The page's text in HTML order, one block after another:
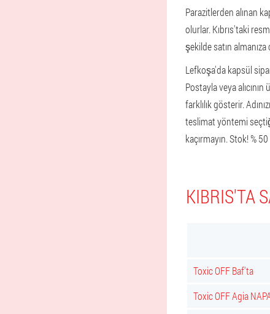
Parazitlerden alınan
olurlar. Kıbrıs'taki
şekilde satın almanıza
Lefkoşa'da kapsül
Postayla veya
farklılık gösterir.
teslimat yöntemi
kaçırmayın. Stok! %
KIBRIS'TA
Toxic OFF Baf'ta
Toxic OFF Agia